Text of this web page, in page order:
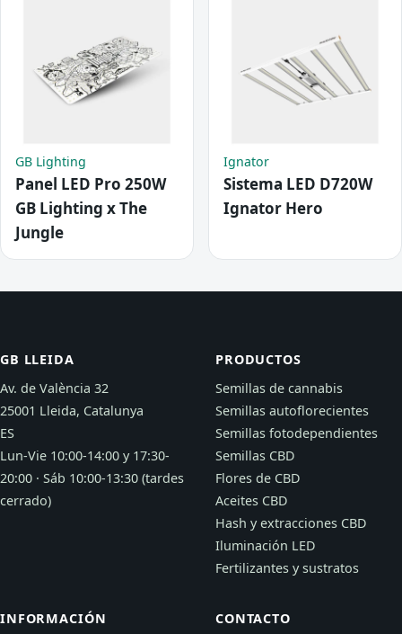
GB Lighting
Panel LED Pro 250W
GB Lighting x The
Jungle
Ignator
Sistema LED D720W
Ignator Hero
GB LLEIDA
Av. de València 32
25001 Lleida, Catalunya
ES
Lun-Vie 10:00-14:00 y 17:30-
20:00 · Sáb 10:00-13:30 (tardes
cerrado)
PRODUCTOS
Semillas de cannabis
Semillas autoflorecientes
Semillas fotodependientes
Semillas CBD
Flores de CBD
Aceites CBD
Hash y extracciones CBD
Iluminación LED
Fertilizantes y sustratos
INFORMACIÓN CONTACTO